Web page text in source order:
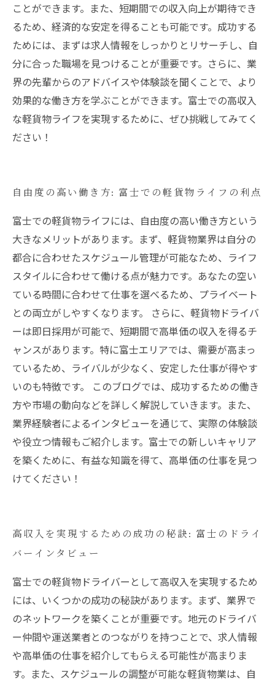
ことができます。また、短期間での収入向上が期待でき
るため、経済的な安定を得ることも可能です。成功する
ためには、まずは求人情報をしっかりとリサーチし、自
分に合った職場を見つけることが重要です。さらに、業
界の先輩からのアドバイスや体験談を聞くことで、より
効果的な働き方を学ぶことができます。富士での高収入
な軽貨物ライフを実現するために、ぜひ挑戦してみてく
ださい！
自由度の高い働き方: 富士での軽貨物ライフの利点
富士での軽貨物ライフには、自由度の高い働き方という
大きなメリットがあります。まず、軽貨物業界は自分の
都合に合わせたスケジュール管理が可能なため、ライフ
スタイルに合わせて働ける点が魅力です。あなたの空い
ている時間に合わせて仕事を選べるため、プライベート
との両立がしやすくなります。 さらに、軽貨物ドライバ
ーは即日採用が可能で、短期間で高単価の収入を得るチ
ャンスがあります。特に富士エリアでは、需要が高まっ
ているため、ライバルが少なく、安定した仕事が得やす
いのも特徴です。 このブログでは、成功するための働き
方や市場の動向などを詳しく解説していきます。また、
業界経験者によるインタビューを通じて、実際の体験談
や役立つ情報もご紹介します。富士での新しいキャリア
を築くために、有益な知識を得て、高単価の仕事を見つ
けてください！
高収入を実現するための成功の秘訣: 富士のドライ
バーインタビュー
富士での軽貨物ドライバーとして高収入を実現するため
には、いくつかの成功の秘訣があります。まず、業界で
のネットワークを築くことが重要です。地元のドライバ
ー仲間や運送業者とのつながりを持つことで、求人情報
や高単価の仕事を紹介してもらえる可能性が高まりま
す。また、スケジュールの調整が可能な軽貨物業は、自